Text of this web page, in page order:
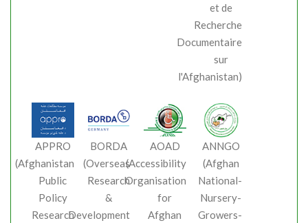
et de
Recherche
Documentaire
sur
l'Afghanistan)
APPRO
(Afghanistan
Public
Policy
Research
BORDA
(Overseas
Research
&
Development
AOAD
(Accessibility
Organisation
for
Afghan
ANNGO
(Afghan
National-
Nursery-
Growers-